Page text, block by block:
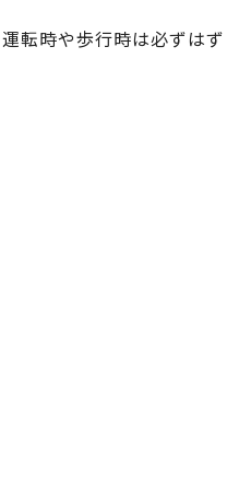
転時や歩行時は必ずはず